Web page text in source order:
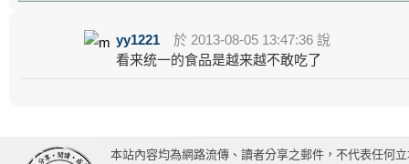
yy1221
於 2013-08-05 13:47:36 說
看来统一的食品是越来越不敢吃了
本站內容均為網路流傳、讀者分享之郵件，不代表任何